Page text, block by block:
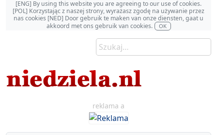
[ENG] By using this website you are agreeing to our use of cookies.
[POL] Korzystając z naszej strony, wyrażasz zgodę na używanie przez
nas cookies [NED] Door gebruik te maken van onze diensten, gaat u
akkoord met ons gebruik van cookies.
OK
reklama a